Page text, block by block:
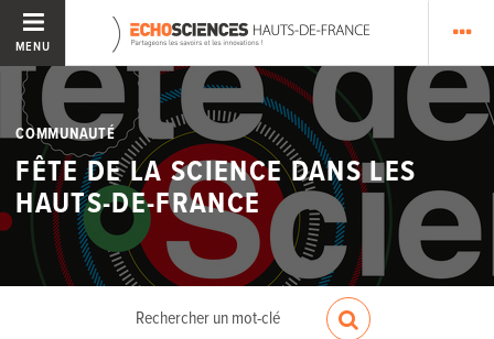
MENU
COMMUNAUTÉ
FÊTE DE LA SCIENCE DANS LES
HAUTS-DE-FRANCE